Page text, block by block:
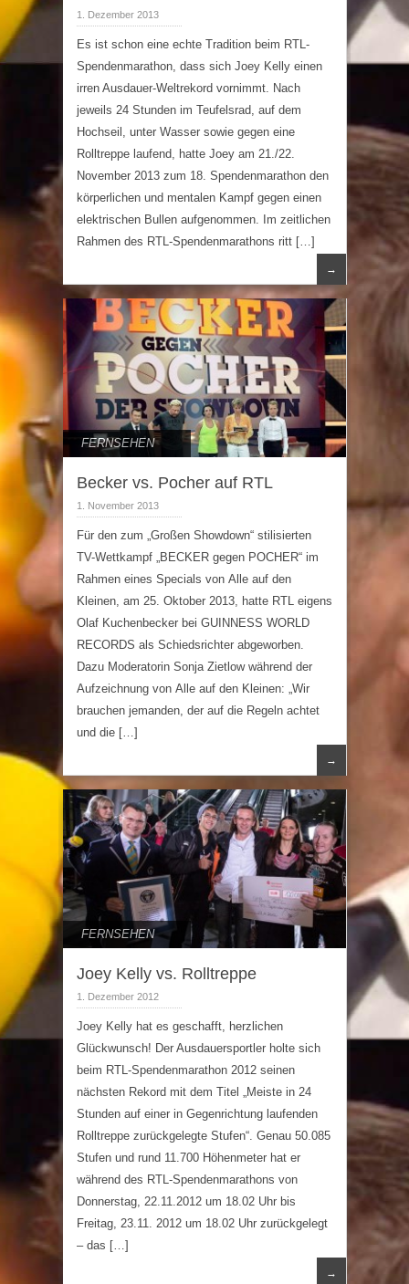
1. Dezember 2013
Es ist schon eine echte Tradition beim RTL-
Spendenmarathon, dass sich Joey Kelly einen
irren Ausdauer-Weltrekord vornimmt. Nach
jeweils 24 Stunden im Teufelsrad, auf dem
Hochseil, unter Wasser sowie gegen eine
Rolltreppe laufend, hatte Joey am 21./22.
November 2013 zum 18. Spendenmarathon den
körperlichen und mentalen Kampf gegen einen
elektrischen Bullen aufgenommen. Im zeitlichen
Rahmen des RTL-Spendenmarathons ritt […]
→
FERNSEHEN
Becker vs. Pocher auf RTL
1. November 2013
Für den zum „Großen Showdown“ stilisierten
TV-Wettkampf „BECKER gegen POCHER“ im
Rahmen eines Specials von Alle auf den
Kleinen, am 25. Oktober 2013, hatte RTL eigens
Olaf Kuchenbecker bei GUINNESS WORLD
RECORDS als Schiedsrichter abgeworben.
Dazu Moderatorin Sonja Zietlow während der
Aufzeichnung von Alle auf den Kleinen: „Wir
brauchen jemanden, der auf die Regeln achtet
und die […]
→
FERNSEHEN
Joey Kelly vs. Rolltreppe
1. Dezember 2012
Joey Kelly hat es geschafft, herzlichen
Glückwunsch! Der Ausdauersportler holte sich
beim RTL-Spendenmarathon 2012 seinen
nächsten Rekord mit dem Titel „Meiste in 24
Stunden auf einer in Gegenrichtung laufenden
Rolltreppe zurückgelegte Stufen“. Genau 50.085
Stufen und rund 11.700 Höhenmeter hat er
während des RTL-Spendenmarathons von
Donnerstag, 22.11.2012 um 18.02 Uhr bis
Freitag, 23.11. 2012 um 18.02 Uhr zurückgelegt
– das […]
→